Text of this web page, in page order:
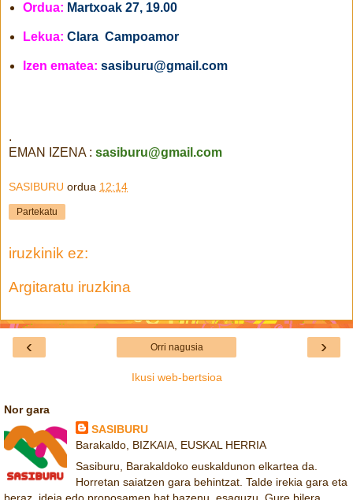
Ordua: Martxoak 27, 19.00
Lekua: Clara Campoamor
Izen ematea: sasiburu@gmail.com
.
EMAN IZENA : sasiburu@gmail.com
SASIBURU ordua 12:14
Partekatu
iruzkinik ez:
Argitaratu iruzkina
‹ ›
Orri nagusia
Ikusi web-bertsioa
Nor gara
SASIBURU
Barakaldo, BIZKAIA, EUSKAL HERRIA
Sasiburu, Barakaldoko euskaldunon elkartea da.
Horretan saiatzen gara behintzat. Talde irekia gara eta